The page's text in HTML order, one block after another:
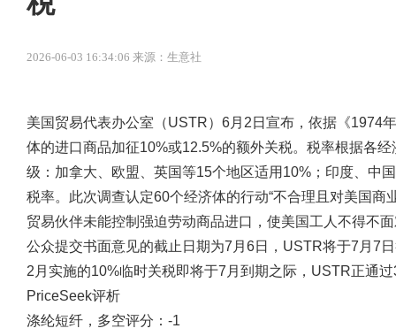
2026-06-03 16:34:06 来源：生意社
美国贸易代表办公室（USTR）6月2日宣布，依据《1974
体的进口商品加征10%或12.5%的额外关税。税率根据各
级：加拿大、欧盟、英国等15个地区适用10%；印度、中
税率。此次调查认定60个经济体的行动“不合理且对美国商
贸易伙伴未能控制强迫劳动商品进口，使美国工人不得不
公众提交书面意见的截止日期为7月6日，USTR将于7月7
2月实施的10%临时关税即将于7月到期之际，USTR正通
PriceSeek评析
涤纶短纤，多空评分：-1